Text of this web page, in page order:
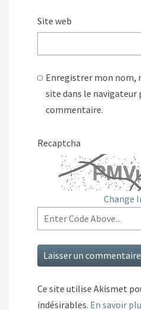
Site web
Enregistrer mon nom,
site dans le navigateur
commentaire.
Recaptcha
Change
Ce site utilise Akismet
indésirables. En savoir